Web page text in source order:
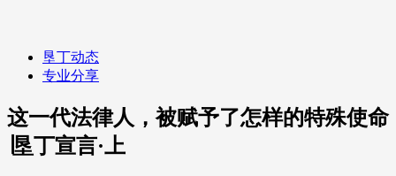
垦丁动态
专业分享
这一代法律人，被赋予了怎样的特殊使命
∣垦丁宣言·上